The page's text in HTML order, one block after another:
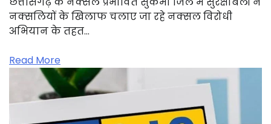
नक्सलियों के खिलाफ चलाए जा रहे नक्सल विरोधी
अभियान के तहत…
Read More